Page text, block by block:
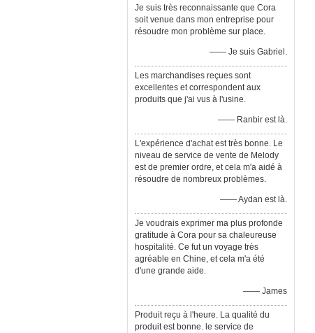
Je suis très reconnaissante que Cora
soit venue dans mon entreprise pour
résoudre mon problème sur place.
—— Je suis Gabriel.
Les marchandises reçues sont
excellentes et correspondent aux
produits que j'ai vus à l'usine.
—— Ranbir est là.
L'expérience d'achat est très bonne. Le
niveau de service de vente de Melody
est de premier ordre, et cela m'a aidé à
résoudre de nombreux problèmes.
—— Aydan est là.
Je voudrais exprimer ma plus profonde
gratitude à Cora pour sa chaleureuse
hospitalité. Ce fut un voyage très
agréable en Chine, et cela m'a été
d'une grande aide.
—— James
Produit reçu à l'heure. La qualité du
produit est bonne. le service de